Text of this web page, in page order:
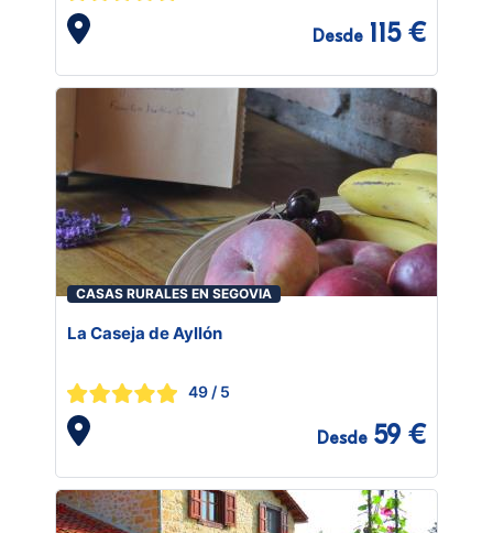
Desde 115 €
CASAS RURALES EN SEGOVIA
La Caseja de Ayllón
49 / 5
Desde 59 €